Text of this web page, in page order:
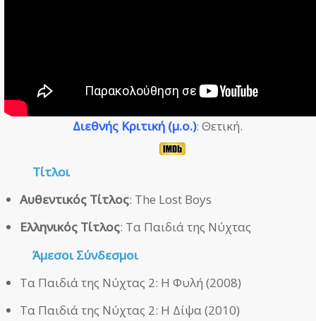
Διεθνής Κριτική (μ.ο.): Θετική.
Τίτλοι
Αυθεντικός Τίτλος: The Lost Boys
Ελληνικός Τίτλος: Τα Παιδιά της Νύχτας
ΆμεσοιΣύνδεσμοι
Τα Παιδιά της Νύχτας 2: Η Φυλή (2008)
Τα Παιδιά της Νύχτας 2: Η Δίψα (2010)